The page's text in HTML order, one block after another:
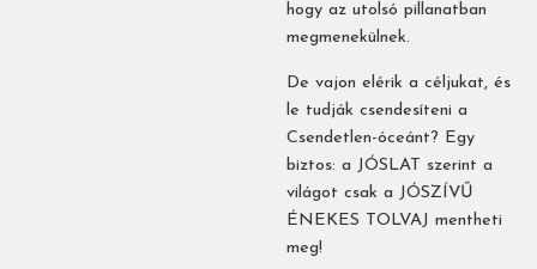
hogy az utolsó pillanatban
megmenekülnek.
De vajon elérik a céljukat, és
le tudják csendesíteni a
Csendetlen-óceánt? Egy
biztos: a JÓSLAT szerint a
világot csak a JÓSZÍVŰ
ÉNEKES TOLVAJ mentheti
meg!